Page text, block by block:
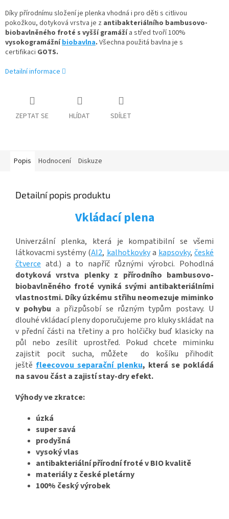
Díky přírodnímu složení je plenka vhodná i pro děti s citlivou
pokožkou, dotyková vrstva je z antibakteriálního bambusovo-
biobavlněného froté s vyšší gramážía střed tvoří 100%
vysokogramážníbiobavlna. Všechna použitá bavlna je s
certifikaci GOTS.
Detailní informace
ZEPTAT SE HLÍDAT SDÍLET
Popis Hodnocení Diskuze
Detailní popis produktu
Vkládací plena
Univerzální plenka, která je kompatibilní se všemi
látkovacmi systémy (AI2, kalhotkovkya kapsovky,české
čtverce atd.) a to napříč různými výrobci. Pohodlná
dotyková vrstva plenky z přírodního bambusovo-
biobavlněného froté vyniká svými antibakteriálními
vlastnostmi. Díky úzkému střihu neomezuje miminko
v pohybu a přizpůsobí se různým typům postavy. U
dlouhé vkládací pleny doporučujeme pro kluky skládat na
v přední části na třetiny a pro holčičky buď klasicky na
půl nebo zesílit uprostřed. Pokud chcete miminku
zajistit pocit sucha, můžete do košíku přihodit
ještěfleecovou separační plenku, která se pokládá
na savou část a zajistí stay-dry efekt.
Výhody ve zkratce:
úzká
super savá
prodyšná
vysoký vlas
antibakteriální přírodní froté v BIO kvalitě
materiály z české pletárny
100% český výrobek